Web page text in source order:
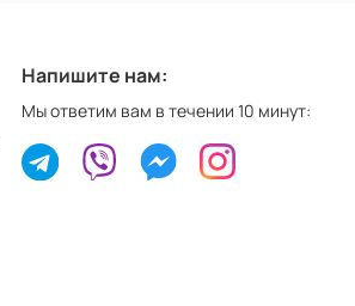
Напишите нам:
Мы ответим вам в течении 10 минут: